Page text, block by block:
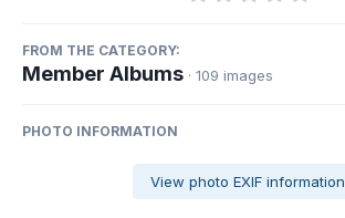
FROM THE CATEGORY:
Member Albums · 109 images
PHOTO INFORMATION
View photo EXIF information